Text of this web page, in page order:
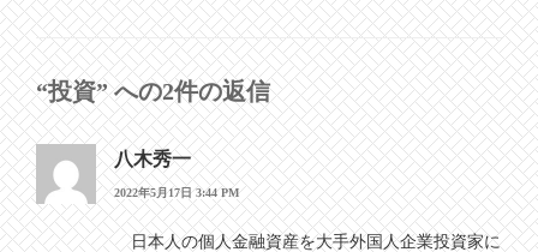
テ
ゴ
リ
ー
“投資” への2件の返信
八木秀一
2022年5月17日 3:44 PM
日本人の個人金融資産を大手外国人企業投資家に